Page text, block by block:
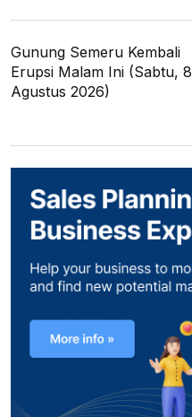
Gunung Semeru Kembali
Erupsi Malam Ini (Sabtu, 8
Agustus 2026)